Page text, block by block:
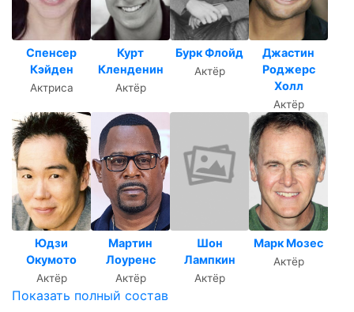
Спенсер
Кэйден
Актриса
Курт
Кленденин
Актёр
Бурк Флойд
Актёр
Джастин
Роджерс
Холл
Актёр
Юдзи
Окумото
Актёр
Мартин
Лоуренс
Актёр
Шон
Лампкин
Актёр
Марк Мозес
Актёр
Показать полный состав